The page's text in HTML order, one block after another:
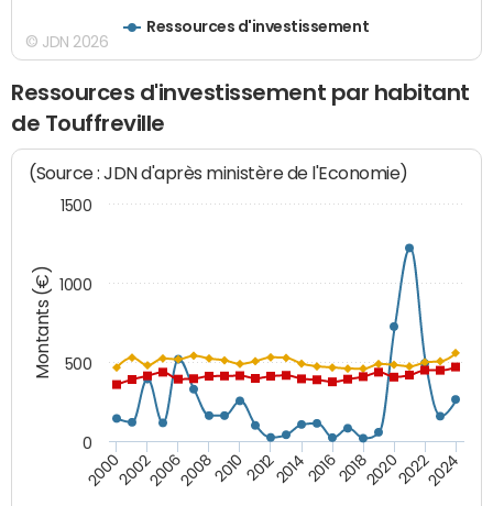
Ressources d'investissement
© JDN 2026
Ressources d'investissement par habitant
de Touffreville
Montants (€)
(Source : JDN d'après ministère de l'Economie)
200020022006200820102012201420162018202020222024
0
500
1000
1500